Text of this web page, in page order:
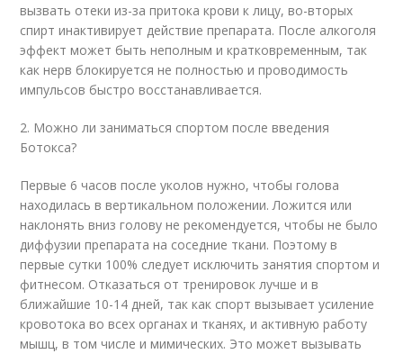
вызвать отеки из-за притока крови к лицу, во-вторых
спирт инактивирует действие препарата. После алкоголя
эффект может быть неполным и кратковременным, так
как нерв блокируется не полностью и проводимость
импульсов быстро восстанавливается.
2. Можно ли заниматься спортом после введения
Ботокса?
Первые 6 часов после уколов нужно, чтобы голова
находилась в вертикальном положении. Ложится или
наклонять вниз голову не рекомендуется, чтобы не было
диффузии препарата на соседние ткани. Поэтому в
первые сутки 100% следует исключить занятия спортом и
фитнесом. Отказаться от тренировок лучше и в
ближайшие 10-14 дней, так как спорт вызывает усиление
кровотока во всех органах и тканях, и активную работу
мышц, в том числе и мимических. Это может вызывать